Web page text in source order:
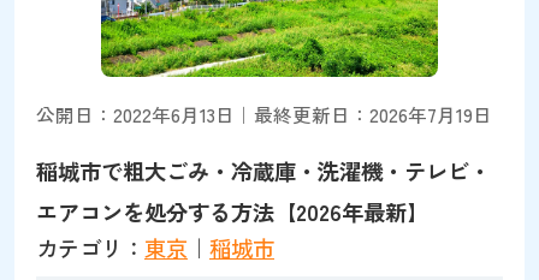
公開日：2022年6月13日｜最終更新日：2026年7月19日
稲城市で粗大ごみ・冷蔵庫・洗濯機・テレビ・
エアコンを処分する方法【2026年最新】
カテゴリ： 東京 ｜ 稲城市